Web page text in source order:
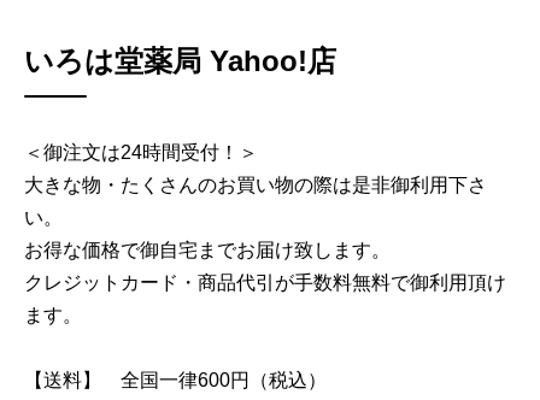
いろは堂薬局 Yahoo!店
＜御注文は24時間受付！＞
大きな物・たくさんのお買い物の際は是非御利用下さ
い。
お得な価格で御自宅までお届け致します。
クレジットカード・商品代引が手数料無料で御利用頂け
ます。
【送料】 全国一律600円（税込）